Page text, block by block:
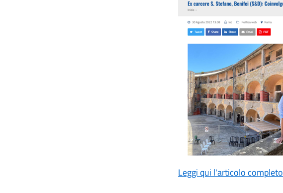
Leggi qui l'articolo completo